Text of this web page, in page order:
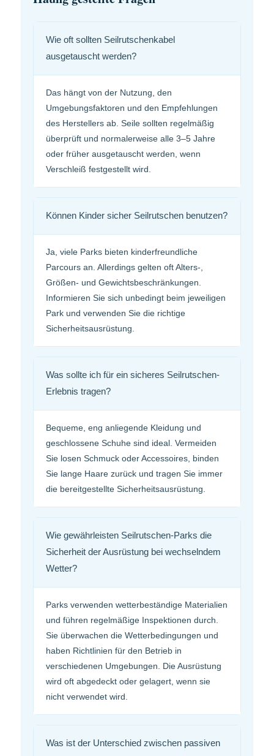
Wie oft sollten Seilrutschenkabel
ausgetauscht werden?
Das hängt von der Nutzung, den
Umgebungsfaktoren und den Empfehlungen
des Herstellers ab. Seile sollten regelmäßig
überprüft und normalerweise alle 3–5 Jahre
oder früher ausgetauscht werden, wenn
Verschleiß festgestellt wird.
Können Kinder sicher Seilrutschen benutzen?
Ja, viele Parks bieten kinderfreundliche
Parcours an. Allerdings gelten oft Alters-,
Größen- und Gewichtsbeschränkungen.
Informieren Sie sich unbedingt beim jeweiligen
Park und verwenden Sie die richtige
Sicherheitsausrüstung.
Was sollte ich für ein sicheres Seilrutschen-
Erlebnis tragen?
Bequeme, eng anliegende Kleidung und
geschlossene Schuhe sind ideal. Vermeiden
Sie losen Schmuck oder Accessoires, binden
Sie lange Haare zurück und tragen Sie immer
die bereitgestellte Sicherheitsausrüstung.
Wie gewährleisten Seilrutschen-Parks die
Sicherheit der Ausrüstung bei wechselndem
Wetter?
Parks verwenden wetterbeständige Materialien
und führen regelmäßige Inspektionen durch.
Sie überwachen die Wetterbedingungen und
haben Richtlinien für den Betrieb in
verschiedenen Umgebungen. Die Ausrüstung
wird oft abgedeckt oder gelagert, wenn sie
nicht verwendet wird.
Was ist der Unterschied zwischen passiven